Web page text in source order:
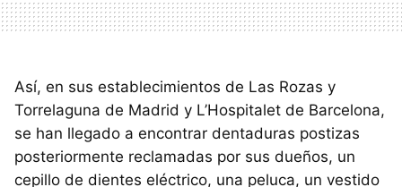
Así, en sus establecimientos de Las Rozas y
Torrelaguna de Madrid y L’Hospitalet de Barcelona,
se han llegado a encontrar dentaduras postizas
posteriormente reclamadas por sus dueños, un
cepillo de dientes eléctrico, una peluca, un vestido